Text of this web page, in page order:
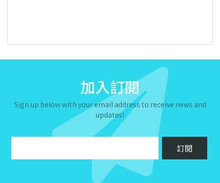
加入訂閱
Sign up below with your email address to receive news and
updates!